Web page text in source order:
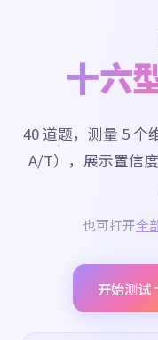
十六
40 道题，测量 5
A/T），展示置信
也可打开全
开始测试